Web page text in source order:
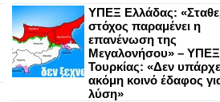
ΥΠΕΞ Ελλάδας:
στόχος παραμένει η
επανένωση της
Μεγαλονήσου» – ΥΠΕΞ
Τουρκίας: «Δεν
ακόμη κοινό έδαφος
λύση»